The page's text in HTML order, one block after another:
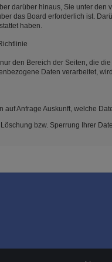
darüber hinaus, Sie unter
das Board erforderlich ist.
haben.
den Bereich der Seiten, die
Daten verarbeitet,
auf Anfrage Auskunft, welche
bzw. Sperrung Ihrer